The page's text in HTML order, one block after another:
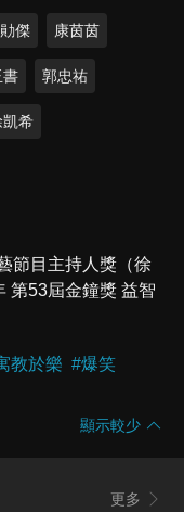
傑 康茵茵
書 郭忠祐
凱希
節目主持人獎（徐
第53屆金鐘獎 益智
教於樂 #爆笑
顯示較少
更多